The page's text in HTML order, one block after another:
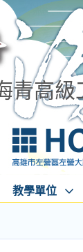
青高級
教學單位